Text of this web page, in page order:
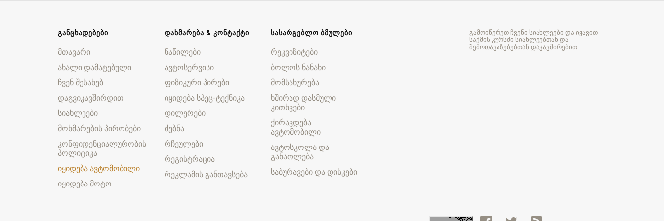
გამოიწერეთ ჩვენი სიახლეები და იყავით
საქმის კურსში სიახლეებთან და
შემოთავაზებებთან დაკავშირებით.
ᲒᲐᲜᲪᲮᲐᲓᲔᲑᲔᲑᲘ
მთავარი
ახალი დამატებული
ჩვენ შესახებ
დაგვიკავშირდით
სიახლეები
მოხმარების პირობები
კონფიდენციალურობის
პოლიტიკა
იყიდება ავტომობილი
იყიდება მოტო
ᲓᲐᲮᲛᲐᲠᲔᲑᲐ & ᲙᲝᲜᲢᲐᲥᲢᲘ
ნაწილები
ავტოსერვისი
ფიზიკური პირები
იყიდება სპეც-ტექნიკა
დილერები
ძებნა
რჩეულები
რეგისტრაცია
რეკლამის განთავსება
ᲡᲐᲡᲐᲠᲒᲔᲑᲚᲝ ᲑᲛᲣᲚᲔᲑᲘ
რეკვიზიტები
ბოლოს ნანახი
მომსახურება
ხშირად დასმული
კითხვები
ქირავდება
ავტომობილი
ავტოსკოლა და
განათლება
საბურავები და დისკები